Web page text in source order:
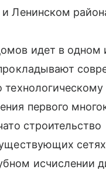
Ленинском
идет в одном
первого
строительство
исчислении